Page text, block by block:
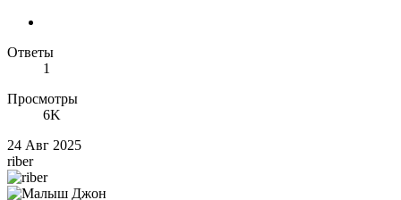
Ответы
1
Просмотры
6K
24 Авг 2025
riber